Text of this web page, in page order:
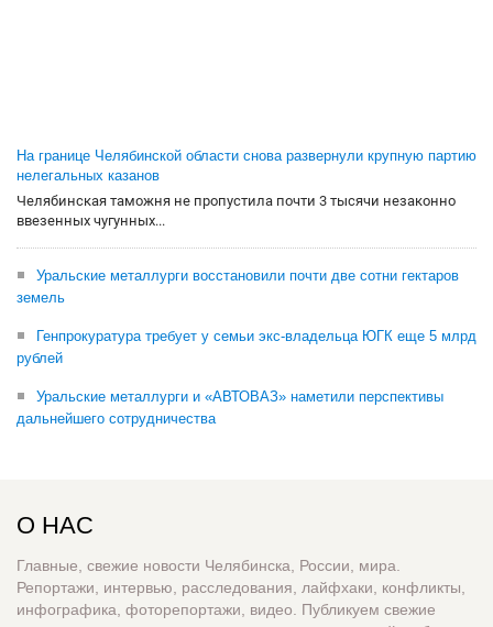
На границе Челябинской области снова развернули крупную партию
нелегальных казанов
Челябинская таможня не пропустила почти 3 тысячи незаконно
ввезенных чугунных...
Уральские металлурги восстановили почти две сотни гектаров
земель
Генпрокуратура требует у семьи экс-владельца ЮГК еще 5 млрд
рублей
Уральские металлурги и «АВТОВАЗ» наметили перспективы
дальнейшего сотрудничества
О НАС
Главные, свежие новости Челябинска, России, мира.
Репортажи, интервью, расследования, лайфхаки, конфликты,
инфографика, фоторепортажи, видео. Публикуем свежие